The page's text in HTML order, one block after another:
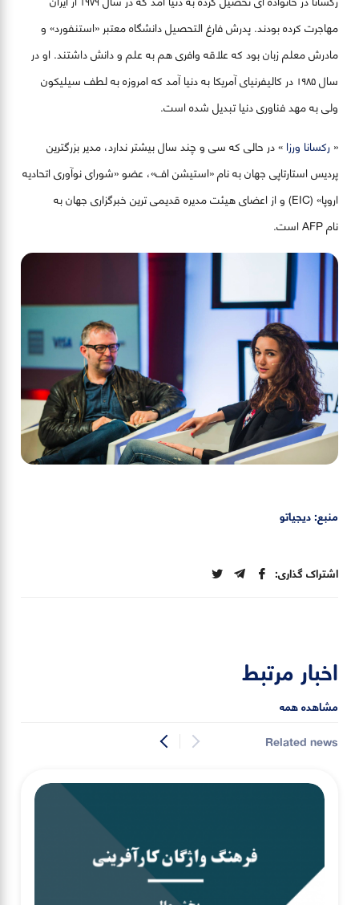
مهاجرت کرده بودند. پدرش فارغ التحصیل دانشگاه معتبر «استنفورد» و
مادرش معلم زبان بود که علاقه وافری هم به علم و دانش داشتند. او در
سال ۱۹۸۵ در کالیفرنیای آمریکا به دنیا آمد که امروزه به لطف سیلیکون
ولی به مهد فناوری دنیا تبدیل شده است.
«رکسانا ورزا» در حالی که سی و چند سال بیشتر ندارد، مدیر بزرگترین
پردیس استارتاپی جهان به نام «استیشن اف»، عضو «شورای نوآوری اتحادیه
اروپا» (EIC) و از اعضای هیئت مدیره قدیمی ترین خبرگزاری جهان به
نامAFPاست.
منبع: دیجیاتو
اشتراک گذاری:
اخبار مرتبط
مشاهده همه
Related news